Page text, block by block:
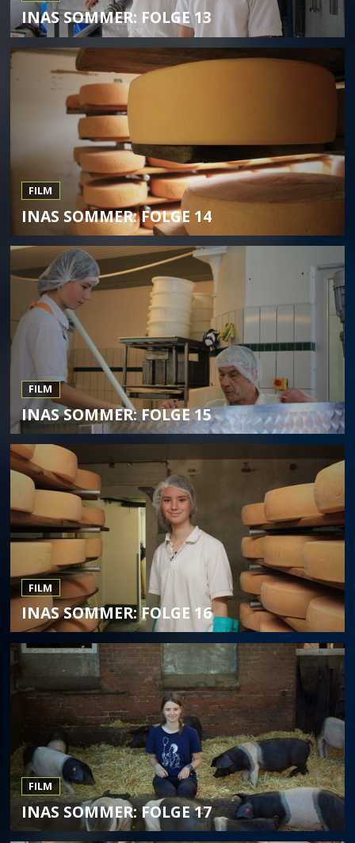
INAS SOMMER: FOLGE 13
FILM
INAS SOMMER: FOLGE 14
FILM
INAS SOMMER: FOLGE 15
FILM
INAS SOMMER: FOLGE 16
FILM
INAS SOMMER: FOLGE 17